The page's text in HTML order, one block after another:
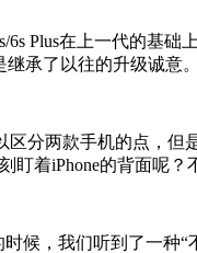
Plus在上一代的基础
承了以往的升级诚
分两款手机的点，但
着iPhone的背面呢
，我们听到了一种“